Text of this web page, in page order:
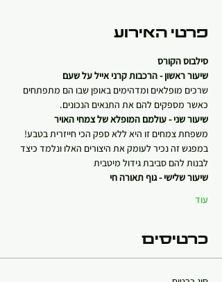
פרטי האירוע
סילבוס הקורס
שיעור ראשון - הרכבות קרני אייל על שעם
שרכים מופלאים ומדהימים באופן שבו הם מתפתחים
כאשר מספקים להם את התנאים הנכונים.
שיעור שני - עולמם המופלא של צמחי האויר
משפחת צמחים זו היא ללא ספק הכי חייזרית בטבע!
במפגש זה נכיר לעומק את היצורים האלו ונלמד כיצד
לבנות להם סביבת גידול מיטבית
שיעור שלישי - גוף תאורה חי
עוד
כרטיסים